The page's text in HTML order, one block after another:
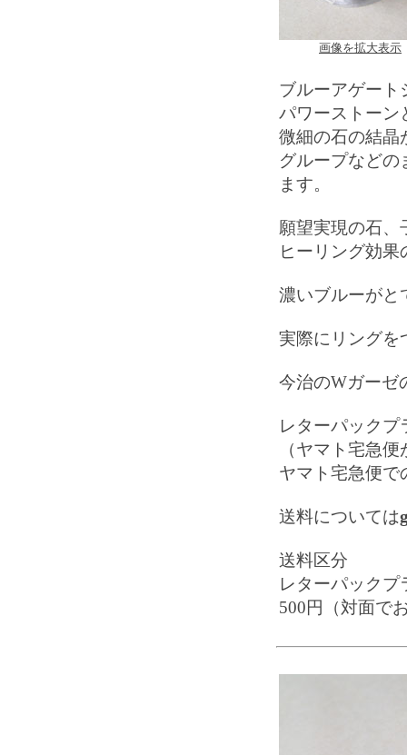
画像を拡大表示
ブルーアゲート
パワーストーン
微細の石の結晶
グループなどの
ます。
願望実現の石、
ヒーリング効
濃いブルーがと
実際にリングを
今治のWガーゼ
レターパック
（ヤマト宅急
ヤマト宅急便で
送料については
送料区分
レターパックプ
500円（対面で